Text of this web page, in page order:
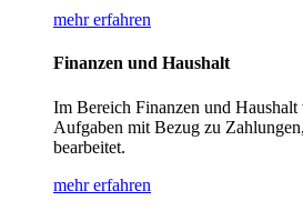
mehr erfahren
Finanzen und Haushalt
Im Bereich Finanzen und Haushalt
Aufgaben mit Bezug zu
bearbeitet.
mehr erfahren